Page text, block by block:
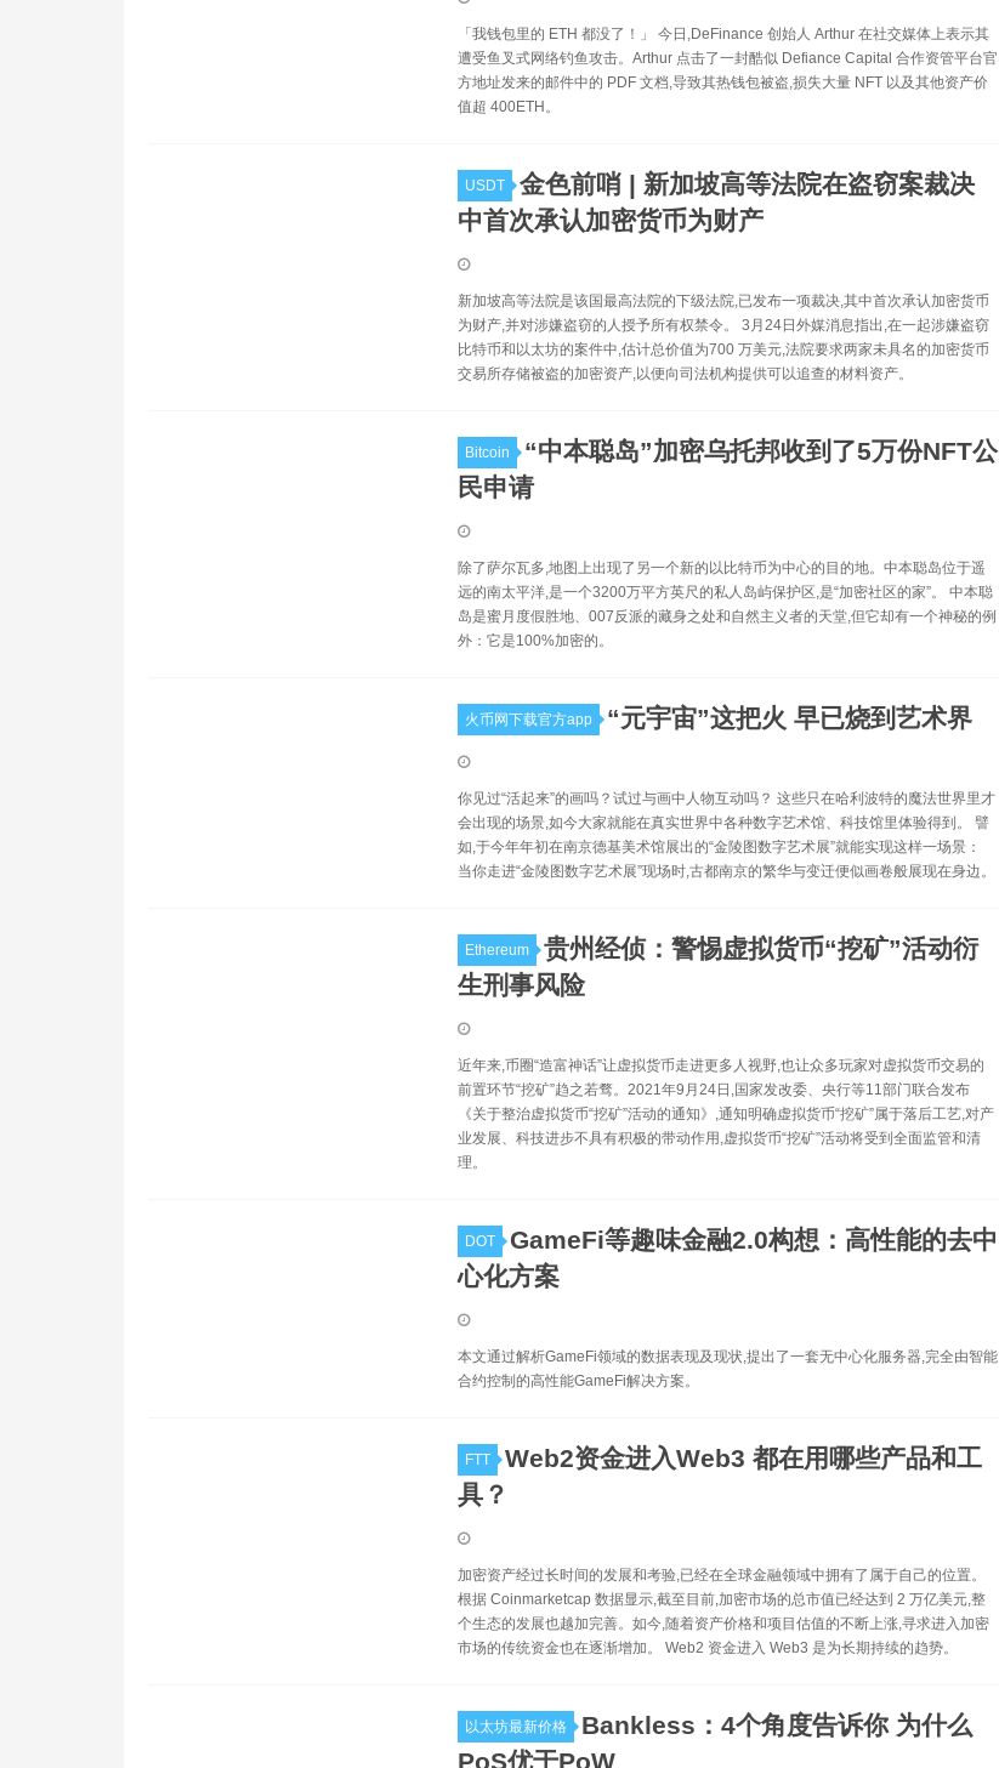
「我钱包里的 ETH 都没了！」 今日,DeFinance 创始人 Arthur 在社交媒体上表示其
遭受鱼叉式网络钓鱼攻击。Arthur 点击了一封酷似 Defiance Capital 合作资管平台官
方地址发来的邮件中的 PDF 文档,导致其热钱包被盗,损失大量 NFT 以及其他资产价
值超 400ETH。
USDT
金色前哨 | 新加坡高等法院在盗窃案裁决
中首次承认加密货币为财产
新加坡高等法院是该国最高法院的下级法院,已发布一项裁决,其中首次承认加密货币
为财产,并对涉嫌盗窃的人授予所有权禁令。 3月24日外媒消息指出,在一起涉嫌盗窃
比特币和以太坊的案件中,估计总价值为700 万美元,法院要求两家未具名的加密货币
交易所存储被盗的加密资产,以便向司法机构提供可以追查的材料资产。
Bitcoin
“中本聪岛”加密乌托邦收到了5万份NFT公
民申请
除了萨尔瓦多,地图上出现了另一个新的以比特币为中心的目的地。中本聪岛位于遥
远的南太平洋,是一个3200万平方英尺的私人岛屿保护区,是“加密社区的家”。 中本聪
岛是蜜月度假胜地、007反派的藏身之处和自然主义者的天堂,但它却有一个神秘的例
外：它是100%加密的。
火币网下载官方app “元宇宙”这把火 早已烧到艺术界
你见过“活起来”的画吗？试过与画中人物互动吗？ 这些只在哈利波特的魔法世界里才
会出现的场景,如今大家就能在真实世界中各种数字艺术馆、科技馆里体验得到。 譬
如,于今年年初在南京德基美术馆展出的“金陵图数字艺术展”就能实现这样一场景：
当你走进“金陵图数字艺术展”现场时,古都南京的繁华与变迁便似画卷般展现在身边。
Ethereum
贵州经侦：警惕虚拟货币“挖矿”活动衍
生刑事风险
近年来,币圈“造富神话”让虚拟货币走进更多人视野,也让众多玩家对虚拟货币交易的
前置环节“挖矿”趋之若骛。2021年9月24日,国家发改委、央行等11部门联合发布
《关于整治虚拟货币“挖矿”活动的通知》,通知明确虚拟货币“挖矿”属于落后工艺,对产
业发展、科技进步不具有积极的带动作用,虚拟货币“挖矿”活动将受到全面监管和清
理。
DOT
GameFi等趣味金融2.0构想：高性能的去中
心化方案
本文通过解析GameFi领域的数据表现及现状,提出了一套无中心化服务器,完全由智能
合约控制的高性能GameFi解决方案。
FTT
Web2资金进入Web3 都在用哪些产品和工
具？
加密资产经过长时间的发展和考验,已经在全球金融领域中拥有了属于自己的位置。
根据 Coinmarketcap 数据显示,截至目前,加密市场的总市值已经达到 2 万亿美元,整
个生态的发展也越加完善。如今,随着资产价格和项目估值的不断上涨,寻求进入加密
市场的传统资金也在逐渐增加。 Web2 资金进入 Web3 是为长期持续的趋势。
以太坊最新价格
Bankless：4个角度告诉你 为什么
PoS优于PoW